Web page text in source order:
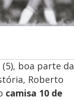
boa parte da
Roberto
camisa 10 de